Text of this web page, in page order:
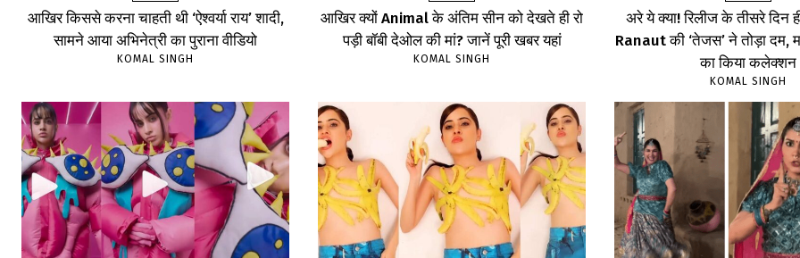
आखिर किससे करना चाहती थी ‘ऐश्वर्या राय’ शादी,
सामने आया अभिनेत्री का पुराना वीडियो
KOMAL SINGH
आखिर क्यों Animal के अंतिम सीन को देखते ही रो
पड़ी बॉबी देओल की मां? जानें पूरी खबर यहां
KOMAL SINGH
अरे ये क्या! रिलीज के तीसरे दिन
Ranaut की ‘तेजस’ ने तोड़ा दम,
का किया कलेक्शन
KOMAL SINGH